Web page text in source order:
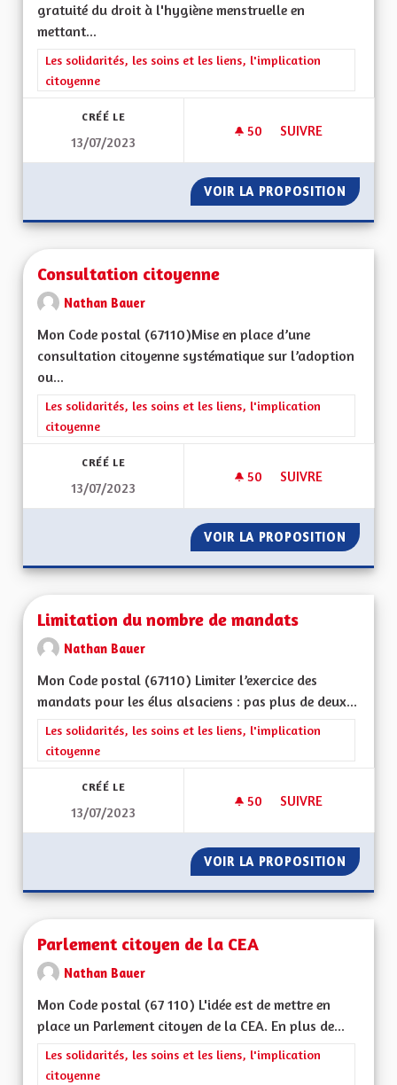
gratuité du droit à l'hygiène menstruelle en
mettant...
Filtrer les résultats de la catégorie : Les solidarités, les soins
Les solidarités, les soins et les liens, l'implication
citoyenne
CRÉÉ LE
13/07/2023
50 50 ABONNÉS
SUIVRE
VOIR LA PROPOSITION DROIT
Consultation citoyenne
Nathan Bauer
Mon Code postal (67110)Mise en place d’une
consultation citoyenne systématique sur l’adoption
ou...
Filtrer les résultats de la catégorie : Les solidarités, les soins
Les solidarités, les soins et les liens, l'implication
citoyenne
CRÉÉ LE
13/07/2023
50 50 ABONNÉS
SUIVRE
VOIR LA PROPOSITION
Limitation du nombre de mandats
Nathan Bauer
Mon Code postal (67110) Limiter l’exercice des
mandats pour les élus alsaciens : pas plus de deux...
Filtrer les résultats de la catégorie : Les solidarités, les soins
Les solidarités, les soins et les liens, l'implication
citoyenne
CRÉÉ LE
13/07/2023
50 50 ABONNÉS
SUIVRE
VOIR LA PROPOSITION
Parlement citoyen de la CEA
Nathan Bauer
Mon Code postal (67 110) L'idée est de mettre en
place un Parlement citoyen de la CEA. En plus de...
Filtrer les résultats de la catégorie : Les solidarités, les soins
Les solidarités, les soins et les liens, l'implication
citoyenne